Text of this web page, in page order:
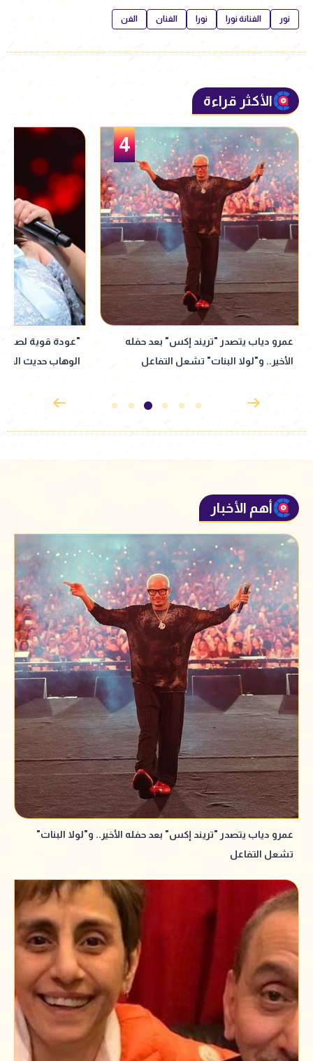
نور الفنانة نورا نورا الفنان الفن
الأكثر قراءة
5
"عودة قوية لصوت مصر".. شيرين عبد
الوهاب حديث العالم بعد حفل أمس
من ليلة عودتها
أهم الأخبار
عمرو دياب يتصدر "تريند إكس" بعد حفله الأخير.. و"لولا البنات"
تشعل التفاعل